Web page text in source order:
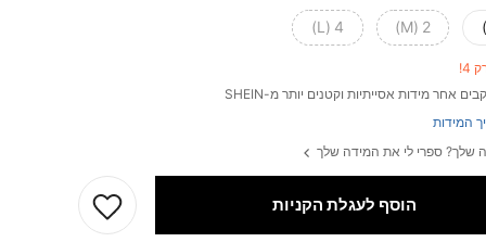
2 (M)
4 (L)
4!
המידות
שלך? ספרי לי את המידה שלך
הוסף לעגלת הקניות